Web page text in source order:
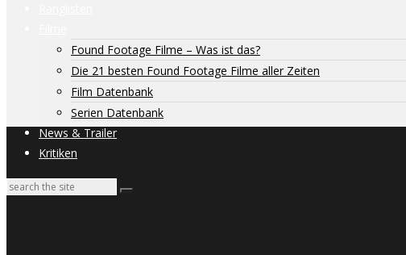
Found Footage Filme – Was ist das?
Die 21 besten Found Footage Filme aller Zeiten
Film Datenbank
Serien Datenbank
News & Trailer
Kritiken